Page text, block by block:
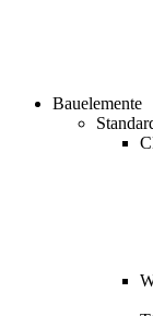
Bauelemente